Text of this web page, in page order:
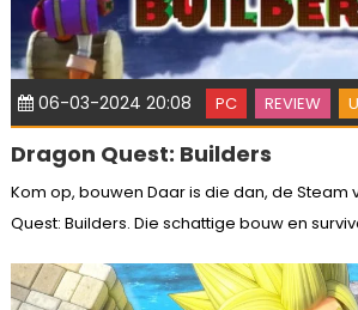
06-03-2024 20:08 PC REVIEW
Dragon Quest: Builders
Kom op, bouwen Daar is die dan, de Steam
Quest: Builders. Die schattige bouw en